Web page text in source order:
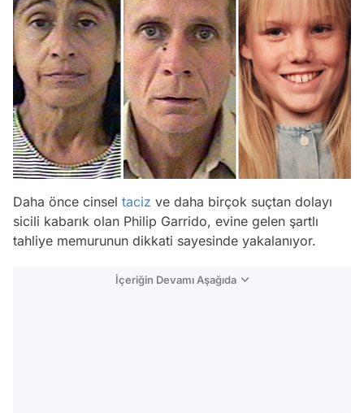
Daha önce cinsel taciz ve daha birçok suçtan dolayı
sicili kabarık olan Philip Garrido, evine gelen şartlı
tahliye memurunun dikkati sayesinde yakalanıyor.
İçeriğin Devamı Aşağıda